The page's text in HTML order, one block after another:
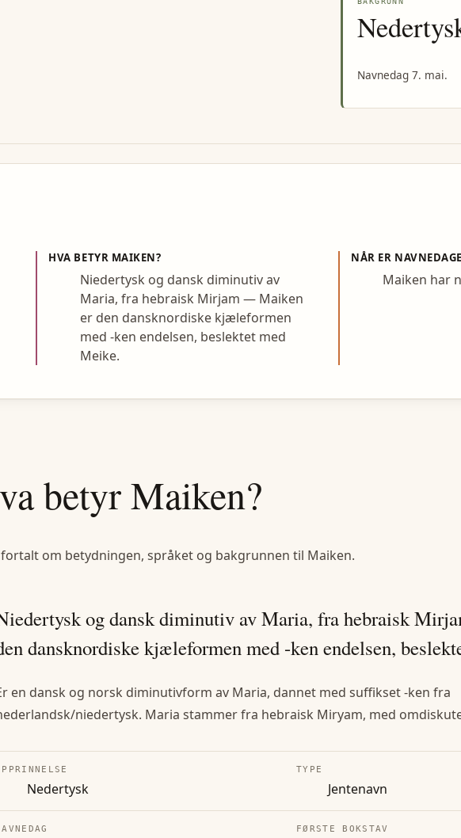
Navnedag 7. mai.
HVA BETYR MAIKEN?
Niedertysk og dansk diminutiv av
Maria, fra hebraisk Mirjam — Maiken
er den dansknordiske kjæleformen
med -ken endelsen, beslektet med
Meike.
NÅR ER
Maiken har
betyrMaiken?
om betydningen, språket og bakgrunnen til Maiken.
og dansk diminutiv av Maria, fra hebraisk
dansknordiske kjæleformen med -ken endelsen,
en dansk og norsk diminutivform av Maria, dannet med suffikset -ken fra
niedertysk. Maria stammer fra hebraisk Miryam, med
Nedertysk
TYPE
Jentenavn
FØRSTE BOKSTAV